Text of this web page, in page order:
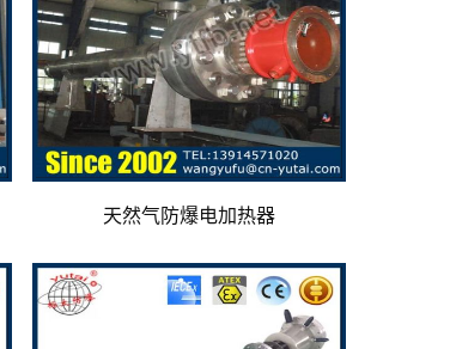
天然气防爆电加热器